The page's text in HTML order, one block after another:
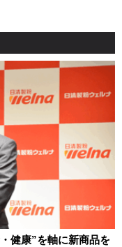
健康”を軸に新商品を